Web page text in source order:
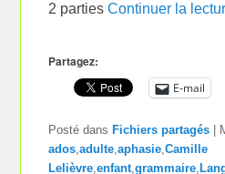
2 partiesContinuer la
Partagez:
E-mail
Posté dans Fichiers partagés
ados,adulte,aphasie,Camille
Lelièvre,enfant,grammaire,